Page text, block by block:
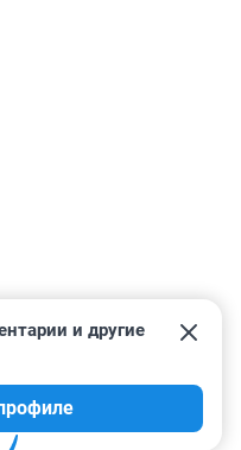
и другие